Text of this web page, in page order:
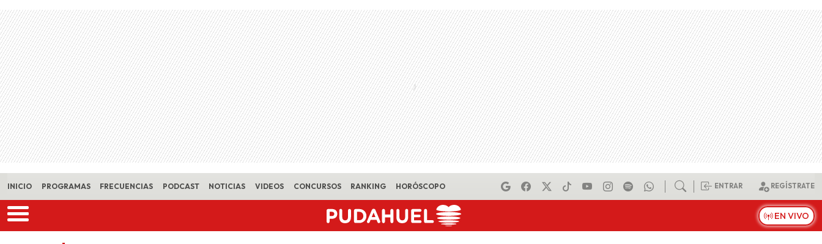
Skip to main content
INICIO PROGRAMAS FRECUENCIAS PODCAST NOTICIAS VIDEOS CONCURSOS RANKING HORÓSCOPO ENTRAR REGÍSTRATE
EN VIVO